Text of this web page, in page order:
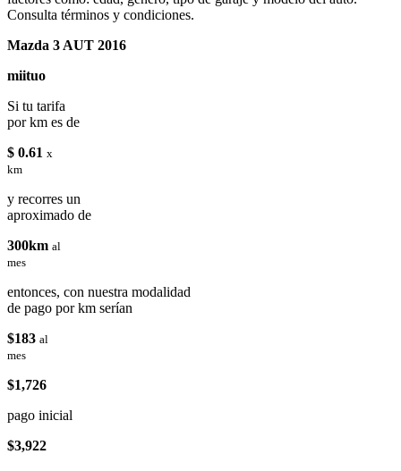
Consulta términos y condiciones.
Mazda 3 AUT 2016
miituo
Si tu tarifa
por km es de
$ 0.61 x
km
y recorres un
aproximado de
300km al
mes
entonces, con nuestra modalidad
de pago por km serían
$183 al
mes
$1,726
pago inicial
$3,922